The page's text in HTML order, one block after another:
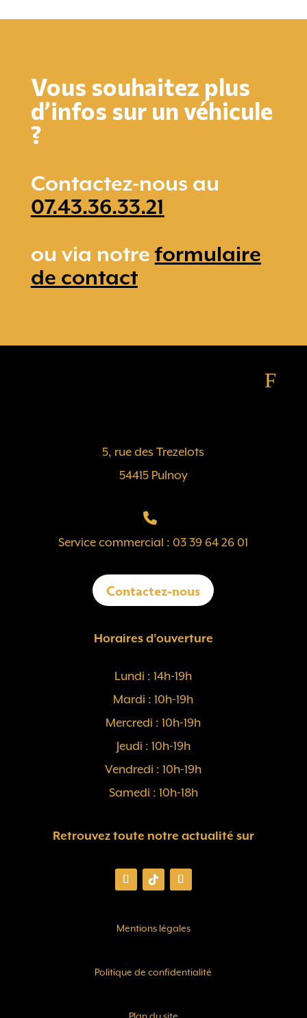
Vous souhaitez plus
d’infos sur un véhicule
?
Contactez-nous au
07.43.36.33.21
ou via notreformulaire
de contact
F
5, rue des Trezelots
54415 Pulnoy
Service commercial : 03 39 64 26 01
Contactez-nous
Horaires d’ouverture
Lundi : 14h-19h
Mardi : 10h-19h
Mercredi : 10h-19h
Jeudi : 10h-19h
Vendredi : 10h-19h
Samedi : 10h-18h
Retrouvez toute notre actualité sur
Mentions légales
Politique de confidentialité